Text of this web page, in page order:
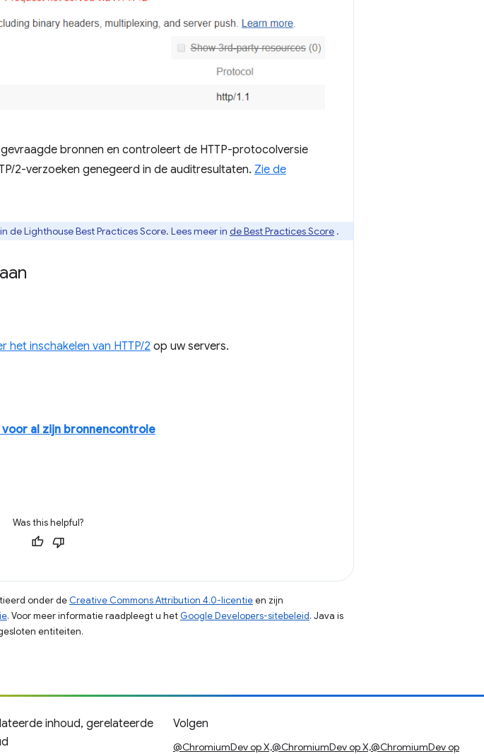
bronnen en controleert de HTTP-protocolversie
2-verzoeken genegeerd in de auditresultaten. Zie de
de Lighthouse Best Practices Score. Lees meer in de Best Practices Score .
het inschakelen van HTTP/2 op uw servers.
voor al zijn bronnencontrole
Was this helpful?
onder de Creative Commons Attribution 4.0-licentieen zijn
. Voor meer informatie raadpleegt u het Google Developers-sitebeleid. Java is
entiteiten.
inhoud, gerelateerde
Volgen
@ChromiumDev op X,@ChromiumDev op X,@ChromiumDev op